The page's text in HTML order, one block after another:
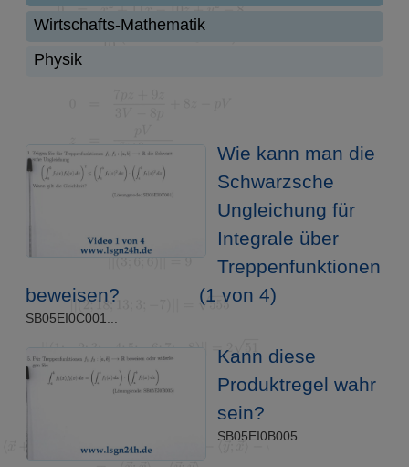
Wirtschafts-Mathematik
Physik
Wie kann man die
Schwarzsche
Ungleichung für
Integrale über
Treppenfunktionen
beweisen?
(1 von 4)
SB05EI0C001...
Kann diese
Produktregel wahr
sein?
SB05EI0B005...